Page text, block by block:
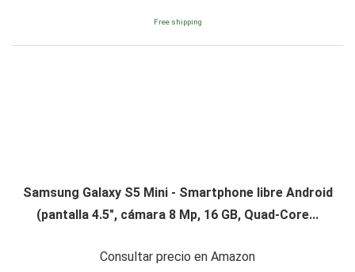
Free shipping
Samsung Galaxy S5 Mini - Smartphone libre Android
(pantalla 4.5", cámara 8 Mp, 16 GB, Quad-Core...
Consultar precio en Amazon